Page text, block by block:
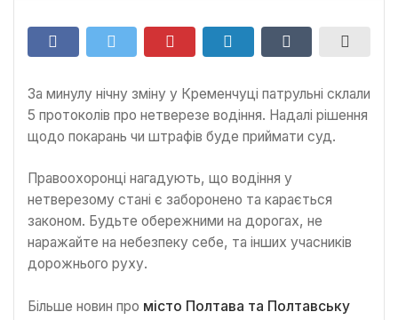
За минулу нічну зміну у Кременчуці патрульні склали
5 протоколів про нетверезе водіння. Надалі рішення
щодо покарань чи штрафів буде приймати суд.
Правоохоронці нагадують, що водіння у
нетверезому стані є заборонено та карається
законом. Будьте обережними на дорогах, не
наражайте на небезпеку себе, та інших учасників
дорожнього руху.
Більше новин про місто Полтава та Полтавську